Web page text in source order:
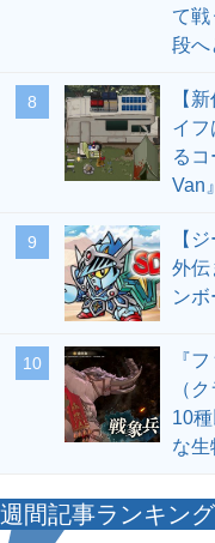
て
段
8
【
イフ
る
Van
9
【
外伝
ンボ
10
『
（
10
な生
週間記事ランキング